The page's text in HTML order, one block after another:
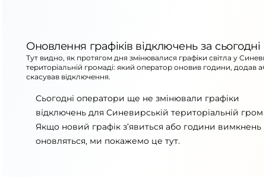
Оновлення графіків відключень за сьогодні
Тут видно, як протягом дня змінювалися графіки світла у
територіальній громаді: який оператор оновив години, додав
скасував відключення.
Сьогодні оператори ще не змінювали графіки
відключень для Синевирській територіальній
Якщо новий графік з’явиться або години вимкнень
оновляться, ми покажемо це тут.